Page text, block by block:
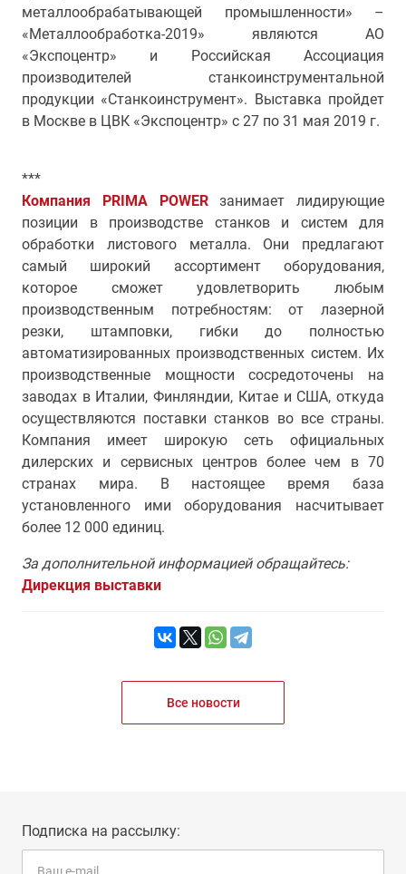
металлообрабатывающей промышленности» –
«Металлообработка-2019» являются АО
«Экспоцентр» и Российская Ассоциация
производителей станкоинструментальной
продукции «Станкоинструмент». Выставка пройдет
в Москве в ЦВК «Экспоцентр» с 27 по 31 мая 2019 г.
***
Компания PRIMA POWERзанимает лидирующие
позиции в производстве станков и систем для
обработки листового металла. Они предлагают
самый широкий ассортимент оборудования,
которое сможет удовлетворить любым
производственным потребностям: от лазерной
резки, штамповки, гибки до полностью
автоматизированных производственных систем. Их
производственные мощности сосредоточены на
заводах в Италии, Финляндии, Китае и США, откуда
осуществляются поставки станков во все страны.
Компания имеет широкую сеть официальных
дилерских и сервисных центров более чем в 70
странах мира. В настоящее время база
установленного ими оборудования насчитывает
более 12 000 единиц.
За дополнительной информацией обращайтесь:
Дирекция выставки
Все новости
Подписка на рассылку: